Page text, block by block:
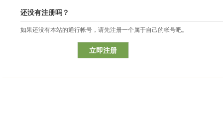
还没有注册吗？
如果还没有本站的通行帐号，请先注册一个属于自己的帐号吧。
立即注册